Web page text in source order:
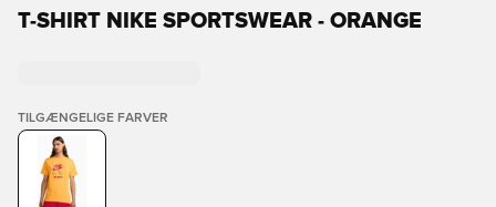
T-SHIRT NIKE SPORTSWEAR - ORANGE
TILGÆNGELIGE FARVER